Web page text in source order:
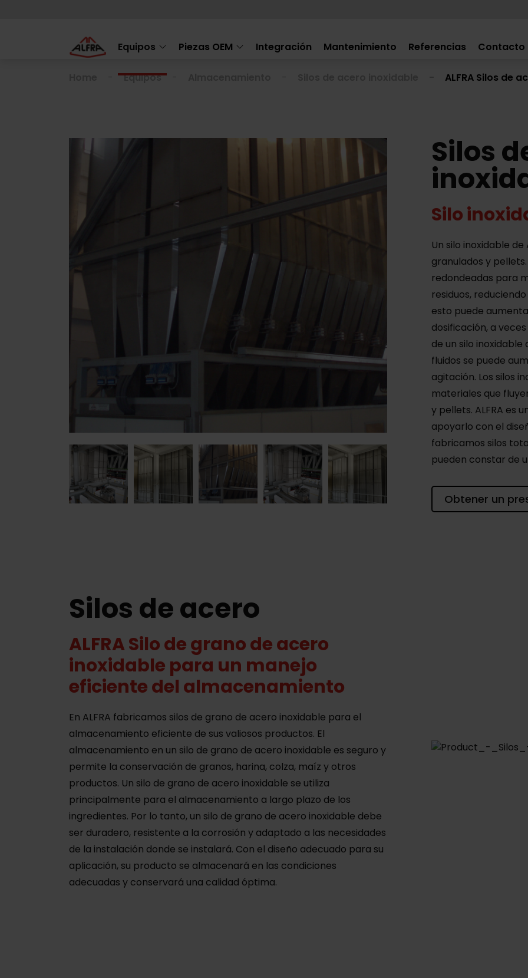
Equipos Piezas OEM Integración Mantenimiento Referencias Contacto
Equipos ALFRA Silos de
Silos
Silo
Un silo inoxidable
granulados y
redondeadas para
residuos,
esto puede
dosificación, a
de un silo
fluidos se puede
agitación. Los silos
materiales que
y pellets. ALFRA es
apoyarlo con el
fabricamos silos
pueden constar de
Obtener un
Silos de acero
ALFRA Silo de grano de acero
inoxidable para un manejo
eficiente del almacenamiento
En ALFRA fabricamos silos de grano de acero inoxidable para el
almacenamiento eficiente de sus valiosos productos. El
almacenamiento en un silo de grano de acero inoxidable es seguro y
permite la conservación de granos, harina, colza, maíz y otros
productos. Un silo de grano de acero inoxidable se utiliza
principalmente para el almacenamiento a largo plazo de los
ingredientes. Por lo tanto, un silo de grano de acero inoxidable debe
ser duradero, resistente a la corrosión y adaptado a las necesidades
de la instalación donde se instalará. Con el diseño adecuado para su
aplicación, su producto se almacenará en las condiciones
adecuadas y conservará una calidad óptima.